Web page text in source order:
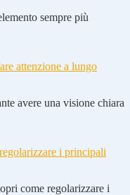
sempre più
attenzione a lungo
avere una visione chiara
i principali
come regolarizzare i